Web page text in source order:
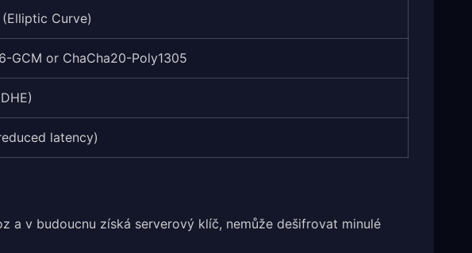
Curve)
GCM or ChaCha20-Poly1305
latency)
a v budoucnu získá serverový klíč, nemůže dešifrovat minulé